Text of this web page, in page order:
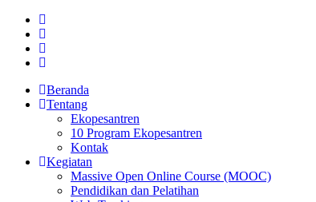
Beranda
Tentang
Ekopesantren
10 Program Ekopesantren
Kontak
Kegiatan
Massive Open Online Course (MOOC)
Pendidikan dan Pelatihan